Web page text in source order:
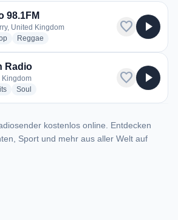
98.1FM
United Kingdom
stations
radio stations
Reggae
favorite play_arrow
Radio
Kingdom
stations
radio stations
Soul
favorite play_arrow
kostenlos online. Entdecken
Sport und mehr aus aller Welt auf